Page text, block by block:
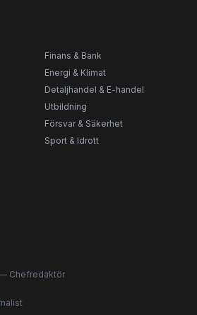
Finans & Bank
Energi & Klimat
Detaljhandel & E-handel
Utbildning
Försvar & Säkerhet
Sport & Idrott
Chefredaktör